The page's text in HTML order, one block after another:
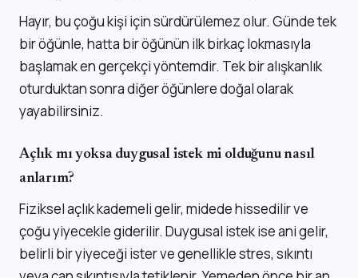
Hayır, bu çoğu kişi için sürdürülemez olur. Günde tek
bir öğünle, hatta bir öğünün ilk birkaç lokmasıyla
başlamak en gerçekçi yöntemdir. Tek bir alışkanlık
oturduktan sonra diğer öğünlere doğal olarak
yayabilirsiniz.
Açlık mı yoksa duygusal istek mi olduğunu nasıl
anlarım?
Fiziksel açlık kademeli gelir, midede hissedilir ve
çoğu yiyecekle giderilir. Duygusal istek ise ani gelir,
belirli bir yiyeceği ister ve genellikle stres, sıkıntı